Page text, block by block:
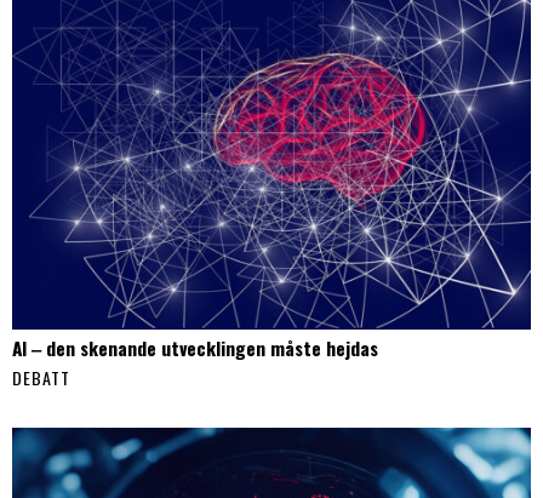
AI ‒ den skenande utvecklingen måste hejdas
DEBATT